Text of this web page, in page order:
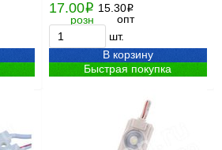
17.00i
розн
15.30i
опт
шт.
В корзину
Быстрая покупка